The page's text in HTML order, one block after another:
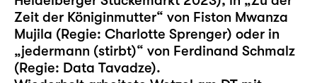
Zeit der Königinmutter“ von Fiston Mwanza
Mujila (Regie: Charlotte Sprenger) oder in
„jedermann (stirbt)“ von Ferdinand Schmalz
(Regie: Data Tavadze).